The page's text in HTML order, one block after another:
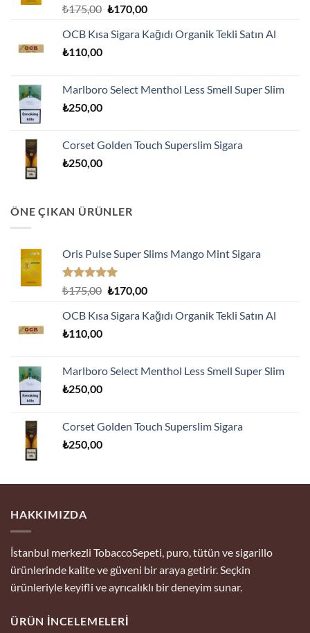
5 üzerinden
oy
aldı
₺175,00 Orijinal
₺175,00.
₺170,00Şu
fiyat:
OCB Kısa Sigara Kağıdı Organik Tekli Satın Al
₺110,00
Marlboro Select Menthol Less Smell Super Slim
₺250,00
Corset Golden Touch Superslim Sigara
₺250,00
ÖNE ÇIKAN ÜRÜNLER
Oris Pulse Super Slims Mango Mint Sigara
5 üzerinden
oy
aldı
₺175,00 Orijinal
₺175,00.
₺170,00Şu
fiyat:
OCB Kısa Sigara Kağıdı Organik Tekli Satın Al
₺110,00
Marlboro Select Menthol Less Smell Super Slim
₺250,00
Corset Golden Touch Superslim Sigara
₺250,00
HAKKIMIZDA
İstanbul merkezli TobaccoSepeti, puro, tütün ve sigarillo
ürünlerinde kalite ve güveni bir araya getirir. Seçkin
ürünleriyle keyifli ve ayrıcalıklı bir deneyim sunar.
ÜRÜN İNCELEMELERI